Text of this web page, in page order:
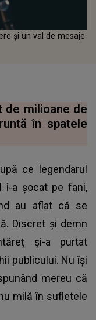
și un val de mesaje
de milioane de
în spatele
ce legendarul
i-a șocat pe fani,
au aflat că se
Discret și demn
și-a purtat
publicului. Nu își
mereu că
milă în sufletele